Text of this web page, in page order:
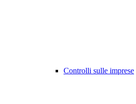
Controlli sulle imprese